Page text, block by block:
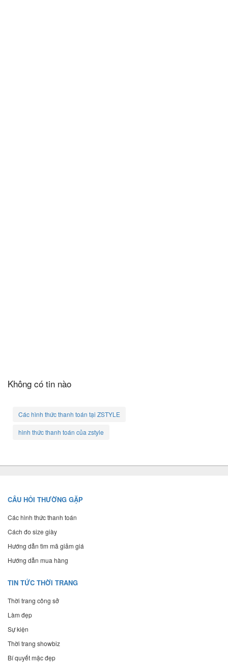
Không có tin nào
Các hình thức thanh toán tại ZSTYLE
hình thức thanh toán của zstyle
CÂU HỎI THƯỜNG GẶP
Các hình thức thanh toán
Cách đo size giày
Hướng dẫn tìm mã giảm giá
Hướng dẫn mua hàng
TIN TỨC THỜI TRANG
Thời trang công sở
Làm đẹp
Sự kiện
Thời trang showbiz
Bí quyết mặc đẹp